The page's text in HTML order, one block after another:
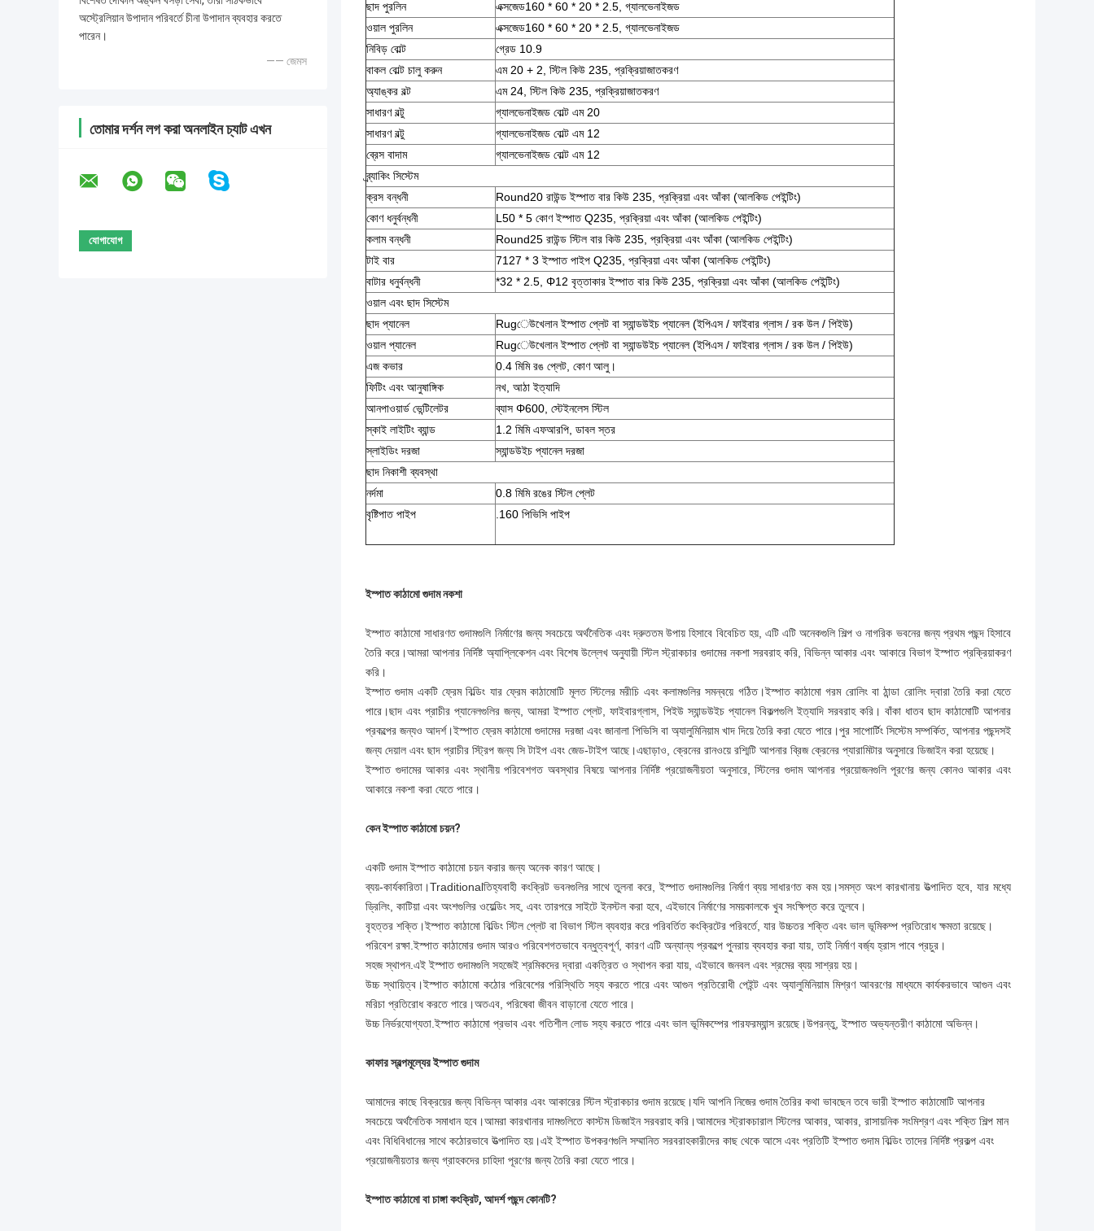
অস্ট্রেলিয়ান উপাদান পরিবর্তে চীনা উপাদান ব্যবহার করতে
পারেন।
—— জেমস
তোমার দর্শন লগ করা অনলাইন চ্যাট এখন
ছাদ পুরলিন
এক্সজেড160 * 60 * 20 * 2.5, গ্যালভেনাইজড
ওয়াল পুরলিন
এক্সজেড160 * 60 * 20 * 2.5, গ্যালভেনাইজড
নিবিড় বোল্ট
গ্রেড 10.9
বাকল বোল্ট চালু করুন
এম 20 + 2, স্টিল কিউ 235, প্রক্রিয়াজাতকরণ
অ্যাঙ্কর বল্ট
এম 24, স্টিল কিউ 235, প্রক্রিয়াজাতকরণ
সাধারণ বল্টু
গ্যালভেনাইজড বোল্ট এম 20
সাধারণ বল্টু
গ্যালভেনাইজড বোল্ট এম 12
ব্রেস বাদাম
গ্যালভেনাইজড বোল্ট এম 12
ব্র্যাকিং সিস্টেম
ক্রস বন্ধনী
Round20 রাউন্ড ইস্পাত বার কিউ 235, প্রক্রিয়া এবং আঁকা (আলকিড পেইন্টিং)
কোণ ধনুর্বন্ধনী
L50 * 5 কোণ ইস্পাত Q235, প্রক্রিয়া এবং আঁকা (আলকিড পেইন্টিং)
কলাম বন্ধনী
Round25 রাউন্ড স্টিল বার কিউ 235, প্রক্রিয়া এবং আঁকা (আলকিড পেইন্টিং)
টাই বার
7127 * 3 ইস্পাত পাইপ Q235, প্রক্রিয়া এবং আঁকা (আলকিড পেইন্টিং)
বাটার ধনুর্বন্ধনী
*32 * 2.5, Φ12 বৃত্তাকার ইস্পাত বার কিউ 235, প্রক্রিয়া এবং আঁকা (আলকিড পেইন্টিং)
ওয়াল এবং ছাদ সিস্টেম
ছাদ প্যানেল
Rugেউখেলান ইস্পাত প্লেট বা স্যান্ডউইচ প্যানেল (ইপিএস / ফাইবার গ্লাস / রক উল / পিইউ)
ওয়াল প্যানেল
Rugেউখেলান ইস্পাত প্লেট বা স্যান্ডউইচ প্যানেল (ইপিএস / ফাইবার গ্লাস / রক উল / পিইউ)
এজ কভার
0.4 মিমি রঙ প্লেট, কোণ আলু।
ফিটিং এবং আনুষাঙ্গিক
নখ, আঠা ইত্যাদি
আনপাওয়ার্ড ভেন্টিলেটর
ব্যাস Φ600, স্টেইনলেস স্টিল
স্কাই লাইটিং ব্যান্ড
1.2 মিমি এফআরপি, ডাবল স্তর
স্লাইডিং দরজা
স্যান্ডউইচ প্যানেল দরজা
ছাদ নিকাশী ব্যবস্থা
নর্দমা
0.8 মিমি রঙের স্টিল প্লেট
বৃষ্টিপাত পাইপ
.160 পিভিসি পাইপ
ইস্পাত কাঠামো গুদাম নকশা
ইস্পাত কাঠামো সাধারণত গুদামগুলি নির্মাণের জন্য সবচেয়ে অর্থনৈতিক এবং দ্রুততম উপায় হিসাবে বিবেচিত হয়, এটি এটি অনেকগুলি শিল্প ও নাগরিক ভবনের জন্য প্রথম পছন্দ হিসাবে
তৈরি করে।আমরা আপনার নির্দিষ্ট অ্যাপ্লিকেশন এবং বিশেষ উল্লেখ অনুযায়ী স্টিল স্ট্রাকচার গুদামের নকশা সরবরাহ করি, বিভিন্ন আকার এবং আকারে বিভাগ ইস্পাত প্রক্রিয়াকরণ
করি।
ইস্পাত গুদাম একটি ফ্রেম বিল্ডিং যার ফ্রেম কাঠামোটি মূলত স্টিলের মরীচি এবং কলামগুলির সমন্বয়ে গঠিত।ইস্পাত কাঠামো গরম রোলিং বা ঠান্ডা রোলিং দ্বারা তৈরি করা যেতে
পারে।ছাদ এবং প্রাচীর প্যানেলগুলির জন্য, আমরা ইস্পাত প্লেট, ফাইবারগ্লাস, পিইউ স্যান্ডউইচ প্যানেল বিকল্পগুলি ইত্যাদি সরবরাহ করি। বাঁকা ধাতব ছাদ কাঠামোটি আপনার
প্রকল্পের জন্যও আদর্শ।ইস্পাত ফ্রেম কাঠামো গুদামের দরজা এবং জানালা পিভিসি বা অ্যালুমিনিয়াম খাদ দিয়ে তৈরি করা যেতে পারে।পুর সাপোর্টিং সিস্টেম সম্পর্কিত, আপনার পছন্দসই
জন্য দেয়াল এবং ছাদ প্রাচীর স্ট্রিপ জন্য সি টাইপ এবং জেড-টাইপ আছে।এছাড়াও, ক্রেনের রানওয়ে রশ্মিটি আপনার ব্রিজ ক্রেনের প্যারামিটার অনুসারে ডিজাইন করা হয়েছে।
ইস্পাত গুদামের আকার এবং স্থানীয় পরিবেশগত অবস্থার বিষয়ে আপনার নির্দিষ্ট প্রয়োজনীয়তা অনুসারে, স্টিলের গুদাম আপনার প্রয়োজনগুলি পূরণের জন্য কোনও আকার এবং
আকারে নকশা করা যেতে পারে।
কেন ইস্পাত কাঠামো চয়ন?
একটি গুদাম ইস্পাত কাঠামো চয়ন করার জন্য অনেক কারণ আছে।
ব্যয়-কার্যকারিতা।Traditionalতিহ্যবাহী কংক্রিট ভবনগুলির সাথে তুলনা করে, ইস্পাত গুদামগুলির নির্মাণ ব্যয় সাধারণত কম হয়।সমস্ত অংশ কারখানায় উত্পাদিত হবে, যার মধ্যে
ড্রিলিং, কাটিয়া এবং অংশগুলির ওয়েল্ডিং সহ, এবং তারপরে সাইটে ইনস্টল করা হবে, এইভাবে নির্মাণের সময়কালকে খুব সংক্ষিপ্ত করে তুলবে।
বৃহত্তর শক্তি।ইস্পাত কাঠামো বিল্ডিং স্টিল প্লেট বা বিভাগ স্টিল ব্যবহার করে পরিবর্তিত কংক্রিটের পরিবর্তে, যার উচ্চতর শক্তি এবং ভাল ভূমিকম্প প্রতিরোধ ক্ষমতা রয়েছে।
পরিবেশ রক্ষা.ইস্পাত কাঠামোর গুদাম আরও পরিবেশগতভাবে বন্ধুত্বপূর্ণ, কারণ এটি অন্যান্য প্রকল্পে পুনরায় ব্যবহার করা যায়, তাই নির্মাণ বর্জ্য হ্রাস পাবে প্রচুর।
সহজ স্থাপন.এই ইস্পাত গুদামগুলি সহজেই শ্রমিকদের দ্বারা একত্রিত ও স্থাপন করা যায়, এইভাবে জনবল এবং শ্রমের ব্যয় সাশ্রয় হয়।
উচ্চ স্থায়িত্ব।ইস্পাত কাঠামো কঠোর পরিবেশের পরিস্থিতি সহ্য করতে পারে এবং আগুন প্রতিরোধী পেইন্ট এবং অ্যালুমিনিয়াম মিশ্রণ আবরণের মাধ্যমে কার্যকরভাবে আগুন এবং
মরিচা প্রতিরোধ করতে পারে।অতএব, পরিষেবা জীবন বাড়ানো যেতে পারে।
উচ্চ নির্ভরযোগ্যতা.ইস্পাত কাঠামো প্রভাব এবং গতিশীল লোড সহ্য করতে পারে এবং ভাল ভূমিকম্পের পারফরম্যান্স রয়েছে।উপরন্তু, ইস্পাত অভ্যন্তরীণ কাঠামো অভিন্ন।
কাফার স্বল্পমূল্যের ইস্পাত গুদাম
আমাদের কাছে বিক্রয়ের জন্য বিভিন্ন আকার এবং আকারের স্টিল স্ট্রাকচার গুদাম রয়েছে।যদি আপনি নিজের গুদাম তৈরির কথা ভাবছেন তবে ভারী ইস্পাত কাঠামোটি আপনার
সবচেয়ে অর্থনৈতিক সমাধান হবে।আমরা কারখানার দামগুলিতে কাস্টম ডিজাইন সরবরাহ করি।আমাদের স্ট্রাকচারাল স্টিলের আকার, আকার, রাসায়নিক সংমিশ্রণ এবং শক্তি শিল্প মান
এবং বিধিবিধানের সাথে কঠোরভাবে উত্পাদিত হয়।এই ইস্পাত উপকরণগুলি সম্মানিত সরবরাহকারীদের কাছ থেকে আসে এবং প্রতিটি ইস্পাত গুদাম বিল্ডিং তাদের নির্দিষ্ট প্রকল্প এবং
প্রয়োজনীয়তার জন্য গ্রাহকদের চাহিদা পূরণের জন্য তৈরি করা যেতে পারে।
ইস্পাত কাঠামো বা চাঙ্গা কংক্রিট, আদর্শ পছন্দ কোনটি?